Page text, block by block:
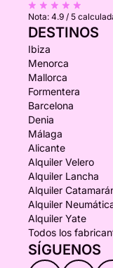
Nota: 4.9 / 5
DESTINOS
Ibiza
Menorca
Mallorca
Formentera
Barcelona
Denia
Málaga
Alicante
Alquiler Velero
Alquiler Lancha
Alquiler
Alquiler
Alquiler Yate
Todos los
SÍGUENOS